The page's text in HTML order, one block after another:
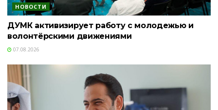
НОВОСТИ
ДУМК активизирует работу с молодежью и
волонтёрскими движениями
07.08.2026